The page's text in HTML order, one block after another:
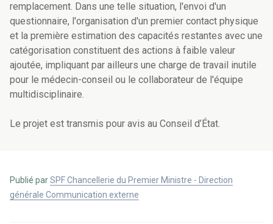
remplacement. Dans une telle situation, l'envoi d'un
questionnaire, l'organisation d'un premier contact physique
et la première estimation des capacités restantes avec une
catégorisation constituent des actions à faible valeur
ajoutée, impliquant par ailleurs une charge de travail inutile
pour le médecin-conseil ou le collaborateur de l'équipe
multidisciplinaire.
Le projet est transmis pour avis au Conseil d’État.
Publié parSPF Chancellerie du Premier Ministre - Direction
générale Communication externe